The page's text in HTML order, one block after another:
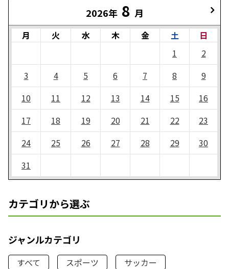
2026年 8 月
月 火 水 木 金 土
日
1
2
3
4 5 6 7 8
9
10
11 12 13 14 15
16
17
18 19 20 21 22
23
24
25 26 27 28 29
30
31
カテゴリから選ぶ
ジャンルカテゴリ
すべて スポーツ
サッカー